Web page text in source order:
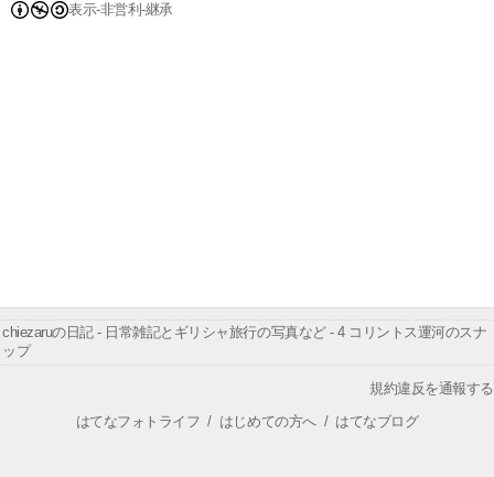
表示-非営利-継承
chiezaruの日記 - 日常雑記とギリシャ旅行の写真など - 4 コリントス運河のスナ
ップ
規約違反を通報する
はてなフォトライフ / はじめての方へ/ はてなブログ